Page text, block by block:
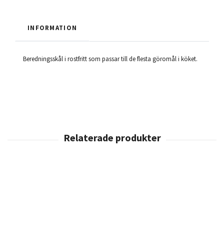
INFORMATION
Beredningsskål i rostfritt som passar till de flesta göromål i köket.